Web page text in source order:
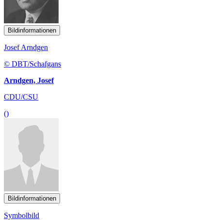
Bildinformationen
Josef Arndgen
© DBT/Schafgans
Arndgen, Josef
CDU/CSU
()
Bildinformationen
Symbolbild